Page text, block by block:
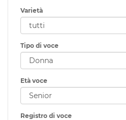
Varietà
Tipo di voce
Età voce
Registro di voce